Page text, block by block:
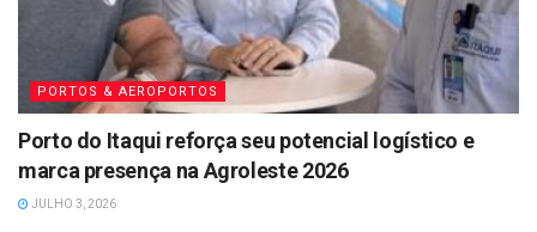
PORTOS & AEROPORTOS
Porto do Itaqui reforça seu potencial logístico e
marca presença na Agroleste 2026
JULHO 3, 2026